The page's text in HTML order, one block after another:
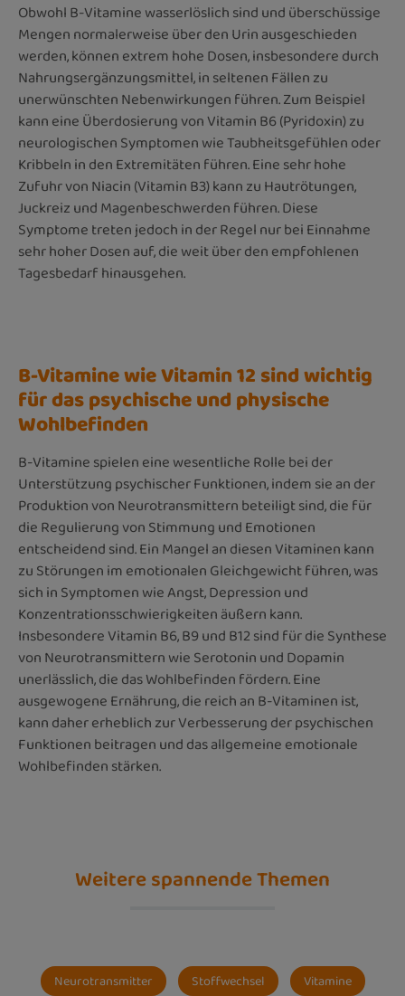
Obwohl B-Vitamine wasserlöslich sind und überschüssige
Mengen normalerweise über den Urin ausgeschieden
werden, können extrem hohe Dosen, insbesondere durch
Nahrungsergänzungsmittel, in seltenen Fällen zu
unerwünschten Nebenwirkungen führen. Zum Beispiel
kann eine Überdosierung von Vitamin B6 (Pyridoxin) zu
neurologischen Symptomen wie Taubheitsgefühlen oder
Kribbeln in den Extremitäten führen. Eine sehr hohe
Zufuhr von Niacin (Vitamin B3) kann zu Hautrötungen,
Juckreiz und Magenbeschwerden führen. Diese
Symptome treten jedoch in der Regel nur bei Einnahme
sehr hoher Dosen auf, die weit über den empfohlenen
Tagesbedarf hinausgehen.
B-Vitamine wie Vitamin 12 sind wichtig
für das psychische und physische
Wohlbefinden
B-Vitamine spielen eine wesentliche Rolle bei der
Unterstützung psychischer Funktionen, indem sie an der
Produktion von Neurotransmittern beteiligt sind, die für
die Regulierung von Stimmung und Emotionen
entscheidend sind. Ein Mangel an diesen Vitaminen kann
zu Störungen im emotionalen Gleichgewicht führen, was
sich in Symptomen wie Angst, Depression und
Konzentrationsschwierigkeiten äußern kann.
Insbesondere Vitamin B6, B9 und B12 sind für die Synthese
von Neurotransmittern wie Serotonin und Dopamin
unerlässlich, die das Wohlbefinden fördern. Eine
ausgewogene Ernährung, die reich an B-Vitaminen ist,
kann daher erheblich zur Verbesserung der psychischen
Funktionen beitragen und das allgemeine emotionale
Wohlbefinden stärken.
Weitere spannende Themen
Neurotransmitter Stoffwechsel Vitamine